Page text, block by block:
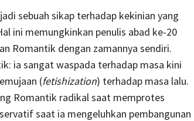
sebuah sikap terhadap kekinian yang
ini memungkinkan penulis abad ke-20
Romantik dengan zamannya sendiri.
ia sangat waspada terhadap masa kini
(fetishization) terhadap masa lalu.
Romantik radikal saat memprotes
saat ia mengeluhkan pembangunan